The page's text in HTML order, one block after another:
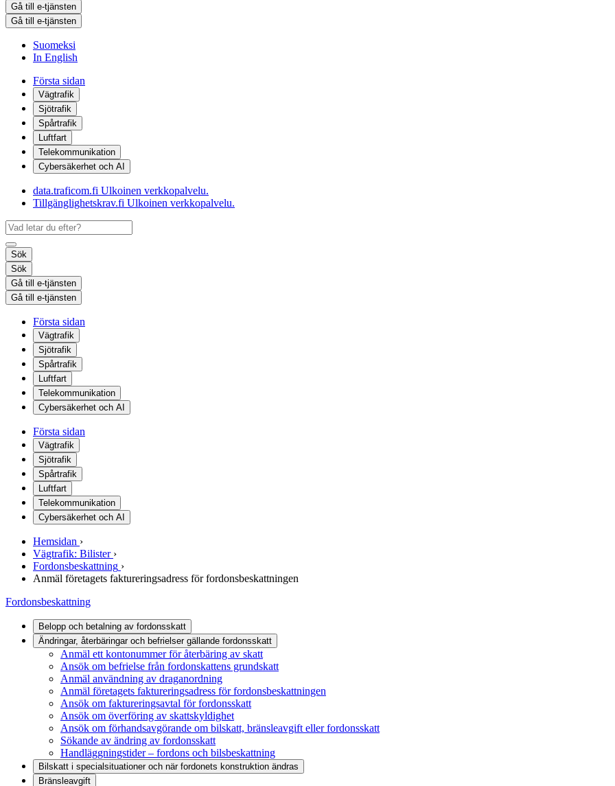
Gå till e-tjänsten
Gå till e-tjänsten
Suomeksi
In English
Första sidan
Vägtrafik
Sjötrafik
Spårtrafik
Luftfart
Telekommunikation
Cybersäkerhet och AI
data.traficom.fi Ulkoinen verkkopalvelu.
Tillgänglighetskrav.fi Ulkoinen verkkopalvelu.
Sök
Sök
Gå till e-tjänsten
Gå till e-tjänsten
Första sidan
Vägtrafik
Sjötrafik
Spårtrafik
Luftfart
Telekommunikation
Cybersäkerhet och AI
Första sidan
Vägtrafik
Sjötrafik
Spårtrafik
Luftfart
Telekommunikation
Cybersäkerhet och AI
Hemsidan ›
Vägtrafik: Bilister ›
Fordonsbeskattning ›
Anmäl företagets faktureringsadress för fordonsbeskattningen
Fordonsbeskattning
Belopp och betalning av fordonsskatt
Ändringar, återbäringar och befrielser gällande fordonsskatt
Anmäl ett kontonummer för återbäring av skatt
Ansök om befrielse från fordonskattens grundskatt
Anmäl användning av draganordning
Anmäl företagets faktureringsadress för fordonsbeskattningen
Ansök om faktureringsavtal för fordonsskatt
Ansök om överföring av skattskyldighet
Ansök om förhandsavgörande om bilskatt, bränsleavgift eller fordonsskatt
Sökande av ändring av fordonsskatt
Handläggningstider – fordons och bilsbeskattning
Bilskatt i specialsituationer och när fordonets konstruktion ändras
Bränsleavgift